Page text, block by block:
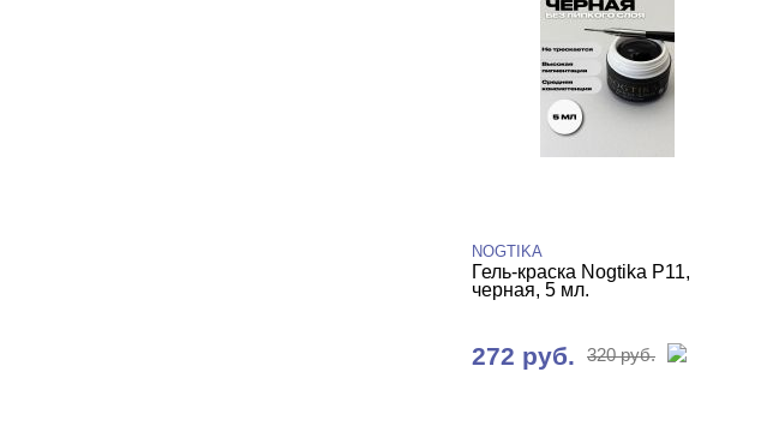
NOGTIKA
Гель-краска Nogtika P11,
черная, 5 мл.
272 руб. 320 руб.